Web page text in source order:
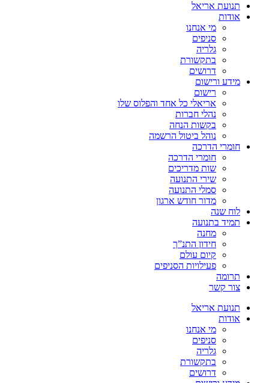
תנועת אריאל
אודות
מי אנחנו
סניפים
גלריה
בתקשורת
דרושים
מידע ורישום
רישום
אריאלי כל אחד והפלוס שלו
נהלי חברות
בקשות הנחה
נוהל ביטול הרשמה
חומרי הדרכה
חומרי הדרכה
שות מדריכים
שירי התנועה
סמלי התנועה
מדור חודש ארגון
לוח שנה
תמיד בתנועה
מחנה
חידון התנ”ך
קיום עולם
פעילויות הסניפים
תרומה
צור קשר
תנועת אריאל
אודות
מי אנחנו
סניפים
גלריה
בתקשורת
דרושים